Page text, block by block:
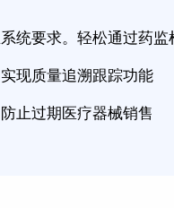
统要求。轻松通过药监
现质量追溯跟踪功能
止过期医疗器械销售